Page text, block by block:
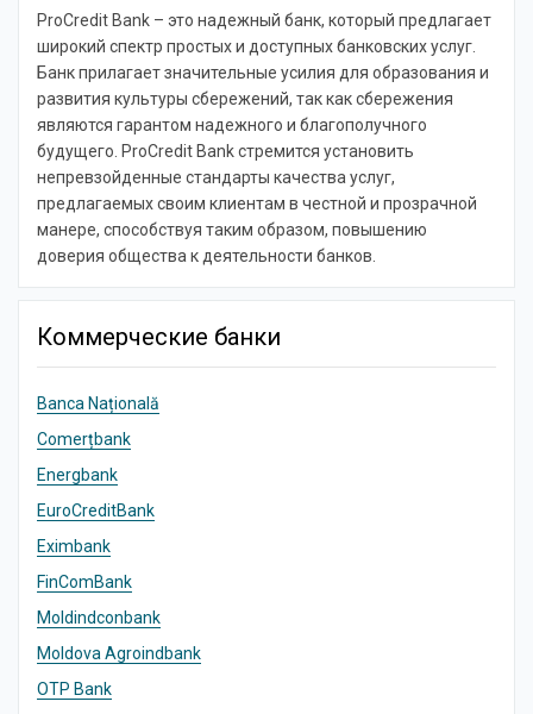
ProCredit Bank – это надежный банк, который предлагает
широкий спектр простых и доступных банковских услуг.
Банк прилагает значительные усилия для образования и
развития культуры сбережений, так как сбережения
являются гарантом надежного и благополучного
будущего. ProCredit Bank стремится установить
непревзойденные стандарты качества услуг,
предлагаемых своим клиентам в честной и прозрачной
манере, способствуя таким образом, повышению
доверия общества к деятельности банков.
Коммерческие банки
Banca Națională
Comerțbank
Energbank
EuroCreditBank
Eximbank
FinComBank
Moldindconbank
Moldova Agroindbank
OTP Bank